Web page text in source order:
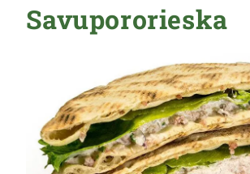
Savupororieska